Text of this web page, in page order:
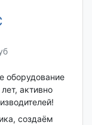
активно
создаём